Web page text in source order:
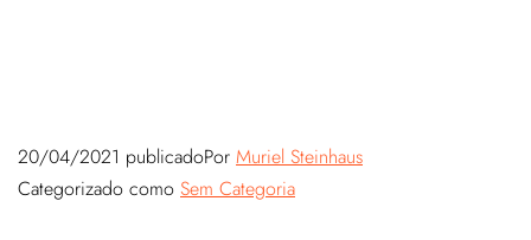
20/04/2021 publicadoPor Muriel Steinhaus
Categorizado como Sem Categoria